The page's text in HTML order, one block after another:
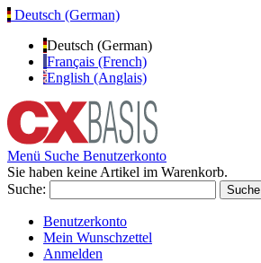
Deutsch (German)
Deutsch (German)
Français (French)
English (Anglais)
Menü Suche Benutzerkonto
Sie haben keine Artikel im Warenkorb.
Suche:
Suche
Benutzerkonto
Mein Wunschzettel
Anmelden